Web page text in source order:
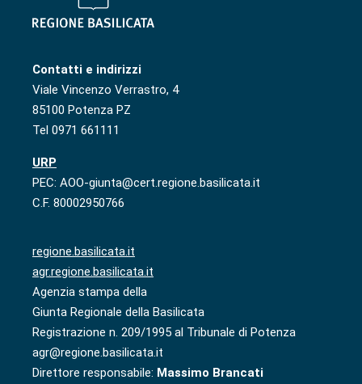
Contatti e indirizzi
Viale Vincenzo Verrastro, 4
85100 Potenza PZ
Tel 0971 661111
URP
PEC: AOO-giunta@cert.regione.basilicata.it
C.F. 80002950766
regione.basilicata.it
agr.regione.basilicata.it
Agenzia stampa della
Giunta Regionale della Basilicata
Registrazione n. 209/1995 al Tribunale di Potenza
agr@regione.basilicata.it
Direttore responsabile: Massimo Brancati